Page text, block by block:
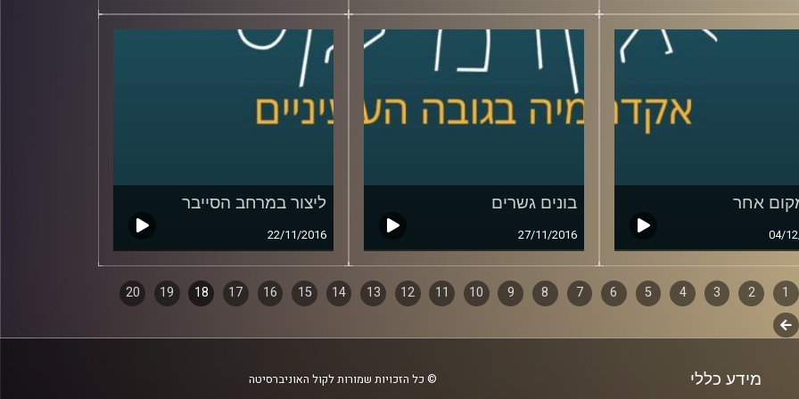
אחר
04/
בונים גשרים
27/11/2016
ליצור במרחב הסייבר
22/11/2016
1
2
3
4
5
6
7
8
9
10
11
12
13
14
15
16
17
18
19
20
לשלב
מידע כללי © כל הזכויות שמורות לקול האוניברסיטה